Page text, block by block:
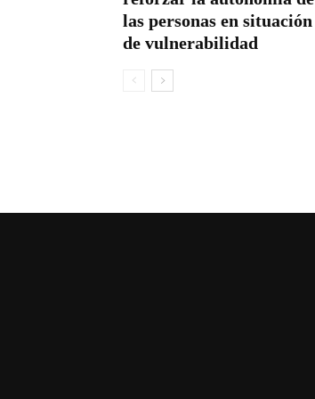
las personas en situación
de vulnerabilidad